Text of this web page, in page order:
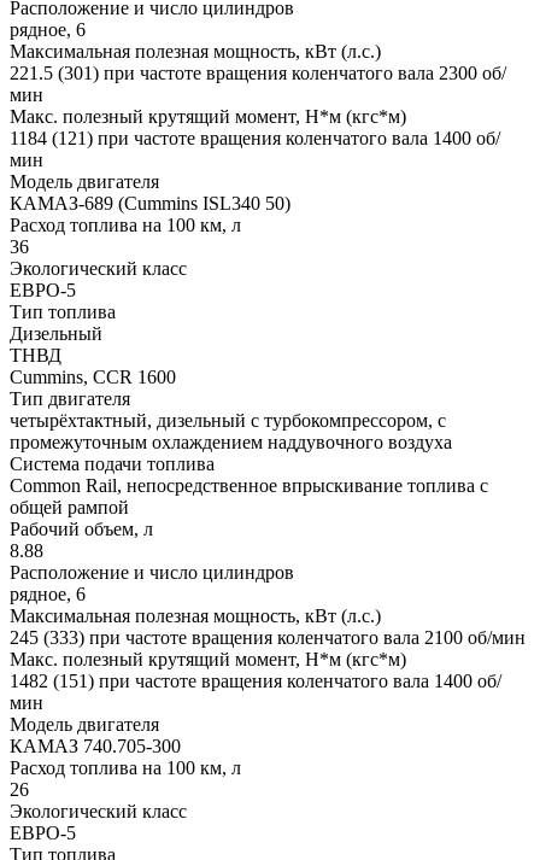
Расположение и число цилиндров
рядное, 6
Максимальная полезная мощность, кВт (л.с.)
221.5 (301) при частоте вращения коленчатого вала 2300 об/
мин
Макс. полезный крутящий момент, Н*м (кгс*м)
1184 (121) при частоте вращения коленчатого вала 1400 об/
мин
Модель двигателя
КАМАЗ-689 (Cummins ISL340 50)
Расход топлива на 100 км, л
36
Экологический класс
ЕВРО-5
Тип топлива
Дизельный
ТНВД
Cummins, CCR 1600
Тип двигателя
четырёхтактный, дизельный с турбокомпрессором, с
промежуточным охлаждением наддувочного воздуха
Система подачи топлива
Common Rail, непосредственное впрыскивание топлива с
общей рампой
Рабочий объем, л
8.88
Расположение и число цилиндров
рядное, 6
Максимальная полезная мощность, кВт (л.с.)
245 (333) при частоте вращения коленчатого вала 2100 об/мин
Макс. полезный крутящий момент, Н*м (кгс*м)
1482 (151) при частоте вращения коленчатого вала 1400 об/
мин
Модель двигателя
КАМАЗ 740.705-300
Расход топлива на 100 км, л
26
Экологический класс
ЕВРО-5
Тип топлива